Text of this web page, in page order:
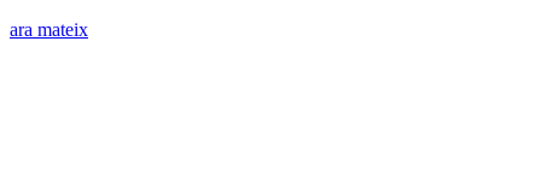
ara mateix